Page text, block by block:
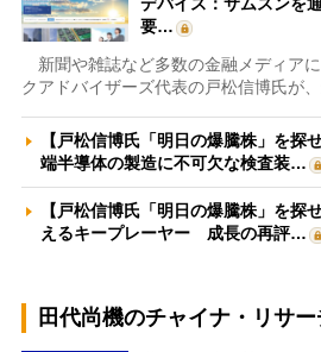
デバイス：サムスンを
要…
新聞や雑誌など多数の金融メディア
クアドバイザーズ代表の戸松信博氏が
【戸松信博氏「明日の爆騰株」を探
端半導体の製造に不可欠な検査装…
【戸松信博氏「明日の爆騰株」を探
えるキープレーヤー 成長の再評…
田代尚機のチャイナ・リサー